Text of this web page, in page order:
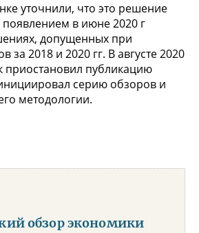
уточнили, что это решение
появлением в июне 2020 г
допущенных при
за 2018 и 2020 гг. В августе 2020
приостановил публикацию
серию обзоров и
методологии.
обзор экономики